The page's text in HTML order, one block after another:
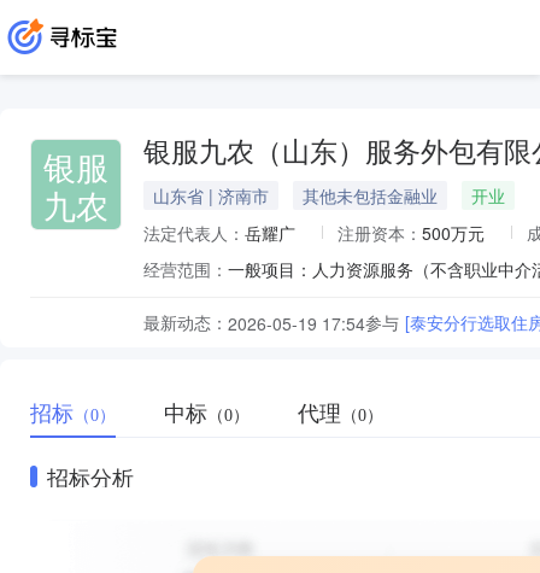
银服
九农
银服九农（山东）服务外包有限
山东省 | 济南市 其他未包括金融业
开业
法定代表人： 岳耀广 注册资本： 500万元
经营范围：
最新动态： 2026-05-19 17:54参与 [泰安分行选取住
招标 （0） 中标 （0） 代理 （0）
招标分析